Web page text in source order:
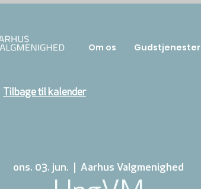
ons. 03. jun.
  |
Aarhus Valgmenighed
Tilbage til kalender
Om os Gudstjenester